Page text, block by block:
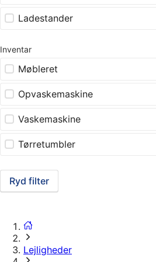
Ladestander
Inventar
Møbleret
Opvaskemaskine
Vaskemaskine
Tørretumbler
Ryd filter
Lejligheder